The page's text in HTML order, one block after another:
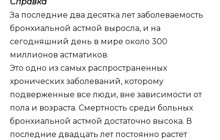
За последние два десятка лет заболеваемость
бронхиальной астмой выросла, и на
сегодняшний день в мире около 300
миллионов астматиков.
Это одно из самых распространенных
хронических заболеваний, которому
подверженные все люди, вне зависимости от
пола и возраста. Смертность среди больных
бронхиальной астмой достаточно высока. В
последние двадцать лет постоянно растет